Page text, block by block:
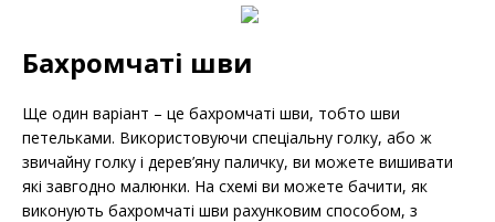
Бахромчаті шви
Ще один варіант – це бахромчаті шви, тобто шви
петельками. Використовуючи спеціальну голку, або ж
звичайну голку і дерев’яну паличку, ви можете вишивати
які завгодно малюнки. На схемі ви можете бачити, як
виконують бахромчаті шви рахунковим способом, з